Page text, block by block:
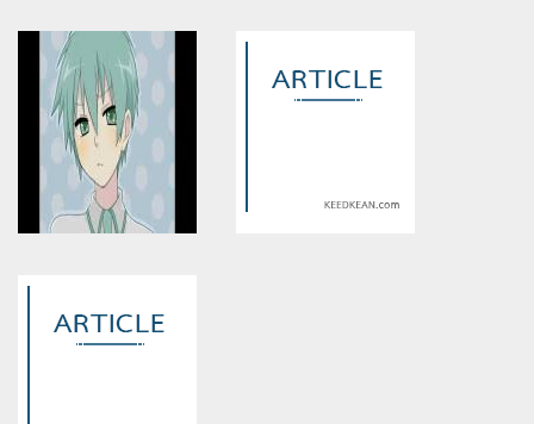
Warning: Use of undefined
constant article_topic -
assumed 'article_topic' (this
will throw an Error in a future
version of PHP) in
/home/keedkean/domains/keedkean.com/public_html/include/article/
on line534
Do not love อย่ารัก ถ้าไม่อยาก
เสียใจ
assumed 'article_topic' (this
will throw an Error in a future
assumed 'article_topic' (this
will throw an Error in a future